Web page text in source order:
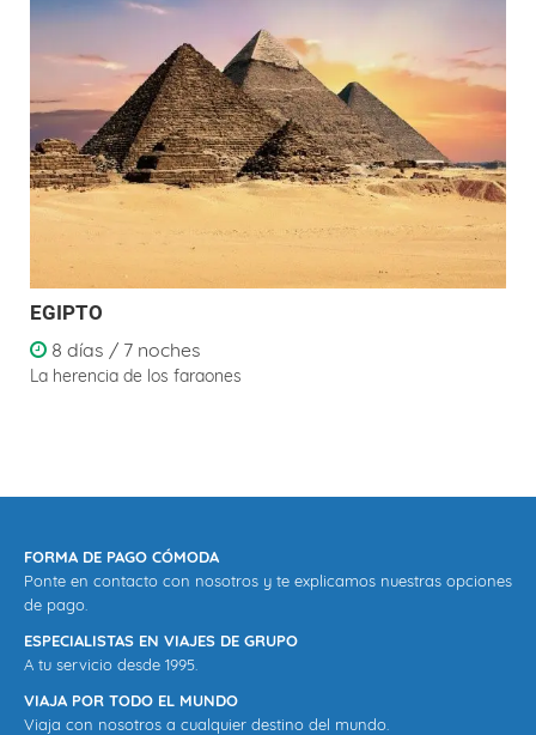
EGIPTO
8 días / 7 noches
La herencia de los faraones
FORMA DE PAGO CÓMODA
Ponte en contacto con nosotros y te explicamos nuestras opciones
de pago.
ESPECIALISTAS EN VIAJES DE GRUPO
A tu servicio desde 1995.
VIAJA POR TODO EL MUNDO
Viaja con nosotros a cualquier destino del mundo.